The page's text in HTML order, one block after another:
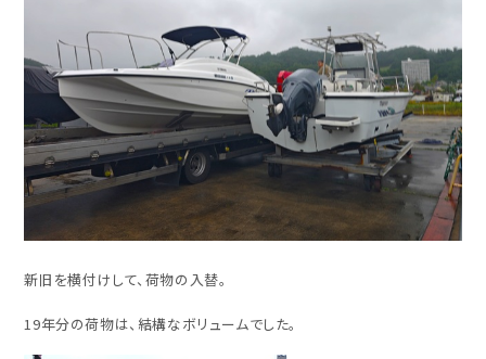
新旧を横付けして、荷物の入替。
19年分の荷物は、結構なボリュームでした。